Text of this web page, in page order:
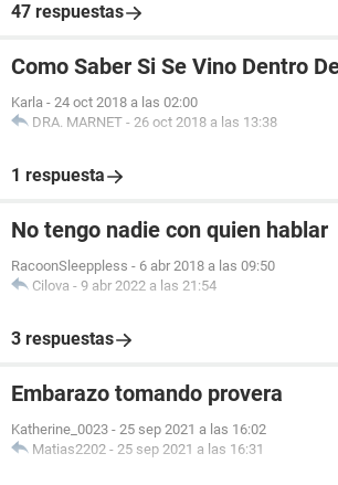
47 respuestas
Como Saber Si Se Vino Dentro
Karla - 24 oct 2018 a las 02:00
DRA. MARNET - 26 oct 2018 a las 13:38
1 respuesta
No tengo nadie con quien hablar
RacoonSleeppless - 6 abr 2018 a las 09:50
Cilova - 9 abr 2022 a las 21:54
3 respuestas
Embarazo tomando provera
Katherine_0023 - 25 sep 2021 a las 16:02
Matias2202 - 25 sep 2021 a las 16:31